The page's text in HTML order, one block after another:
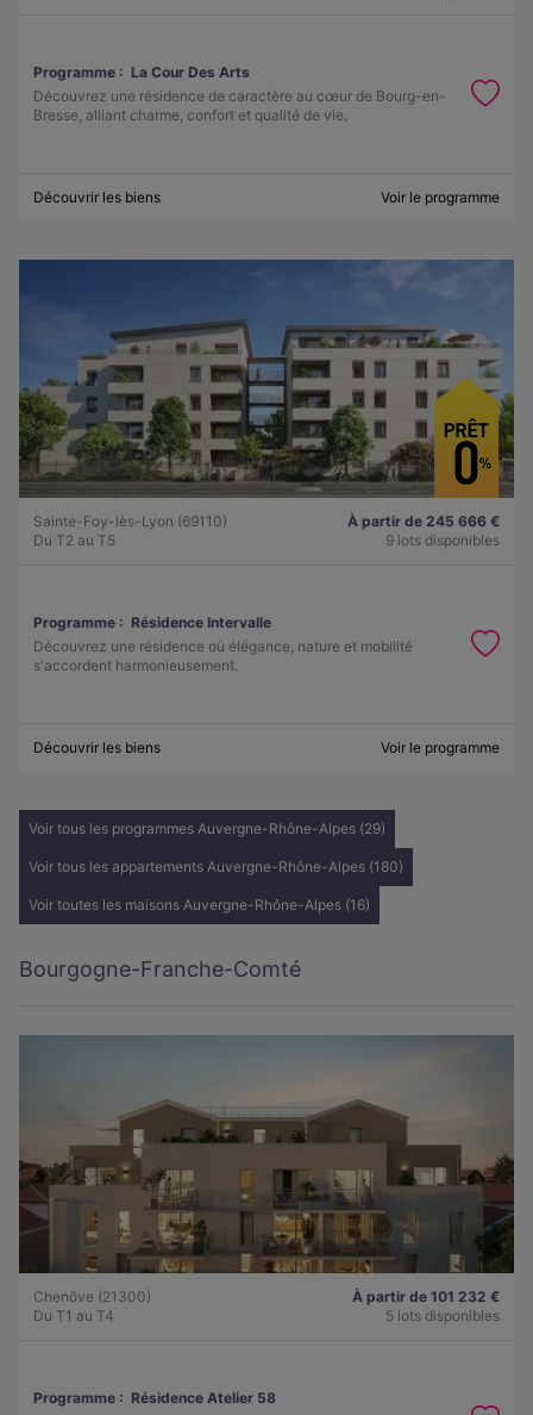
Programme : La Cour Des Arts
Découvrez une résidence de caractère au cœur de Bourg-en-
Bresse, alliant charme, confort et qualité de vie.
Découvrir les biens Voir le programme
Sainte-Foy-lès-Lyon (69110)
Du T2 au T5
À partir de 245 666 €
9 lots disponibles
Programme : Résidence Intervalle
Découvrez une résidence où élégance, nature et mobilité
s'accordent harmonieusement.
Découvrir les biens Voir le programme
Voir tous les programmes Auvergne-Rhône-Alpes (29)
Voir tous les appartements Auvergne-Rhône-Alpes (180)
Voir toutes les maisons Auvergne-Rhône-Alpes (16)
Bourgogne-Franche-Comté
Chenôve (21300)
Du T1 au T4
À partir de 101 232 €
5 lots disponibles
Programme : Résidence Atelier 58